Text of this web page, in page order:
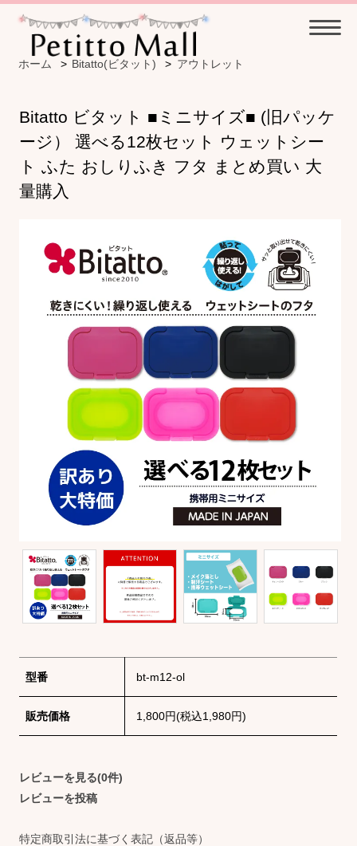
ホーム > Bitatto(ビタット) > アウトレット
Bitatto ビタット ■ミニサイズ■ (旧パッケ
ージ） 選べる12枚セット ウェットシー
ト ふた おしりふき フタ まとめ買い 大
量購入
型番 bt-m12-ol
販売価格 1,800円(税込1,980円)
レビューを見る(0件)
レビューを投稿
特定商取引法に基づく表記（返品等）